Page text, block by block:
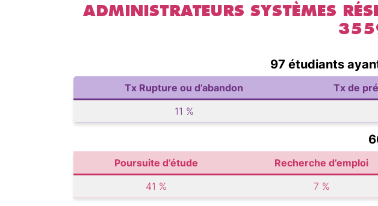
ADMINISTRATEURS SYSTÈMES
97 étudiants
Tx Rupture ou d’abandon Tx de
11 %
Poursuite d’étude Recherche d’emploi
41 %
7 %